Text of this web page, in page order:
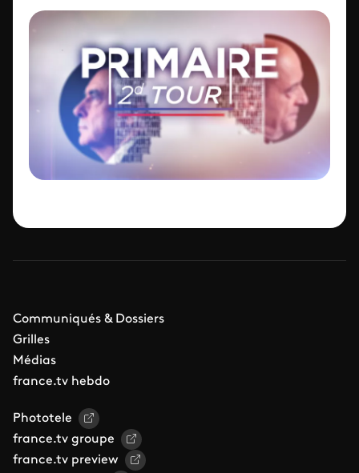
Communiqués & Dossiers
Grilles
Médias
france.tv hebdo
Phototele
france.tv groupe
france.tv preview